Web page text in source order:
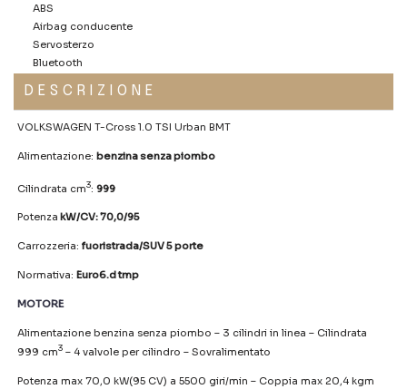
ABS
Airbag conducente
Servosterzo
Bluetooth
DESCRIZIONE
VOLKSWAGEN T-Cross 1.0 TSI Urban BMT
Alimentazione:benzina senza piombo
Cilindrata cm3:999
Potenza kW/CV: 70,0/95
Carrozzeria:fuoristrada/SUV 5 porte
Normativa:Euro6.d tmp
MOTORE
Alimentazione benzina senza piombo – 3 cilindri in linea – Cilindrata
999 cm3 – 4 valvole per cilindro – Sovralimentato
Potenza max 70,0 kW(95 CV) a 5500 giri/min – Coppia max 20,4 kgm